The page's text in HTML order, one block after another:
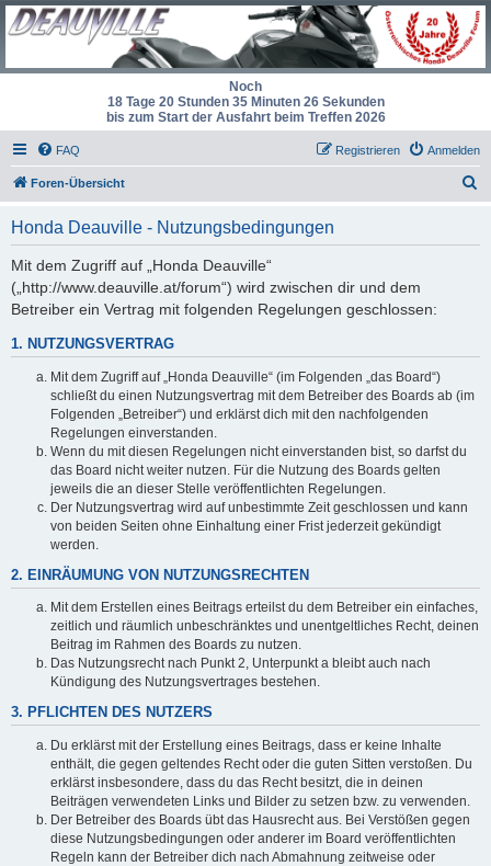
Noch
18 Tage 20 Stunden 35 Minuten 26 Sekunden
bis zum Start der Ausfahrt beim Treffen 2026
FAQ Anmelden
Registrieren
Foren-Übersicht
Honda Deauville - Nutzungsbedingungen
Mit dem Zugriff auf „Honda Deauville“
(„http://www.deauville.at/forum“) wird zwischen dir und dem
Betreiber ein Vertrag mit folgenden Regelungen geschlossen:
1. NUTZUNGSVERTRAG
Mit dem Zugriff auf „Honda Deauville“ (im Folgenden „das Board“)
schließt du einen Nutzungsvertrag mit dem Betreiber des Boards ab (im
Folgenden „Betreiber“) und erklärst dich mit den nachfolgenden
Regelungen einverstanden.
Wenn du mit diesen Regelungen nicht einverstanden bist, so darfst du
das Board nicht weiter nutzen. Für die Nutzung des Boards gelten
jeweils die an dieser Stelle veröffentlichten Regelungen.
Der Nutzungsvertrag wird auf unbestimmte Zeit geschlossen und kann
von beiden Seiten ohne Einhaltung einer Frist jederzeit gekündigt
werden.
2. EINRÄUMUNG VON NUTZUNGSRECHTEN
Mit dem Erstellen eines Beitrags erteilst du dem Betreiber ein einfaches,
zeitlich und räumlich unbeschränktes und unentgeltliches Recht, deinen
Beitrag im Rahmen des Boards zu nutzen.
Das Nutzungsrecht nach Punkt 2, Unterpunkt a bleibt auch nach
Kündigung des Nutzungsvertrages bestehen.
3. PFLICHTEN DES NUTZERS
Du erklärst mit der Erstellung eines Beitrags, dass er keine Inhalte
enthält, die gegen geltendes Recht oder die guten Sitten verstoßen. Du
erklärst insbesondere, dass du das Recht besitzt, die in deinen
Beiträgen verwendeten Links und Bilder zu setzen bzw. zu verwenden.
Der Betreiber des Boards übt das Hausrecht aus. Bei Verstößen gegen
diese Nutzungsbedingungen oder anderer im Board veröffentlichten
Regeln kann der Betreiber dich nach Abmahnung zeitweise oder